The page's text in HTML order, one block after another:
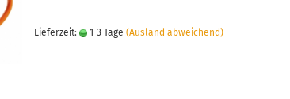
Lieferzeit: 1-3 Tage (Ausland abweichend)